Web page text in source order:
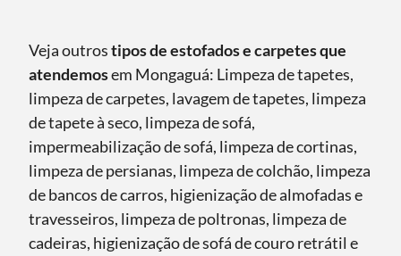
Veja outrostipos de estofados e carpetes que
atendemosem Mongaguá: Limpeza de tapetes,
limpeza de carpetes, lavagem de tapetes, limpeza
de tapete à seco, limpeza de sofá,
impermeabilização de sofá, limpeza de cortinas,
limpeza de persianas, limpeza de colchão, limpeza
de bancos de carros, higienização de almofadas e
travesseiros, limpeza de poltronas, limpeza de
cadeiras, higienização de sofá de couro retrátil e